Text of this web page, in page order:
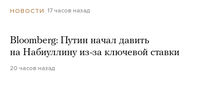
НОВОСТИ 17 часов назад
Bloomberg: Путин начал давить
на Набиуллину из-за ключевой ставки
20 часов назад